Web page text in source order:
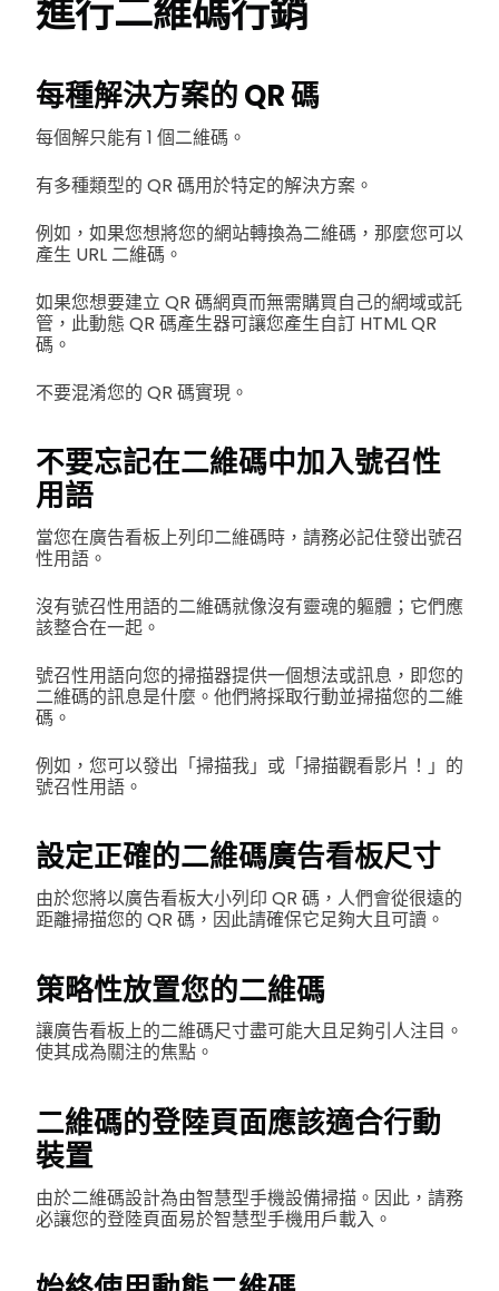
進行二維碼行銷
每種解決方案的 QR 碼
每個解只能有 1 個二維碼。
有多種類型的 QR 碼用於特定的解決方案。
例如，如果您想將您的網站轉換為二維碼，那麼您可以
產生 URL 二維碼。
如果您想要建立 QR 碼網頁而無需購買自己的網域或託
管，此動態 QR 碼產生器可讓您產生自訂 HTML QR
碼。
不要混淆您的 QR 碼實現。
不要忘記在二維碼中加入號召性
用語
當您在廣告看板上列印二維碼時，請務必記住發出號召
性用語。
沒有號召性用語的二維碼就像沒有靈魂的軀體；它們應
該整合在一起。
號召性用語向您的掃描器提供一個想法或訊息，即您的
二維碼的訊息是什麼。他們將採取行動並掃描您的二維
碼。
例如，您可以發出「掃描我」或「掃描觀看影片！」的
號召性用語。
設定正確的二維碼廣告看板尺寸
由於您將以廣告看板大小列印 QR 碼，人們會從很遠的
距離掃描您的 QR 碼，因此請確保它足夠大且可讀。
策略性放置您的二維碼
讓廣告看板上的二維碼尺寸盡可能大且足夠引人注目。
使其成為關注的焦點。
二維碼的登陸頁面應該適合行動
裝置
由於二維碼設計為由智慧型手機設備掃描。因此，請務
必讓您的登陸頁面易於智慧型手機用戶載入。